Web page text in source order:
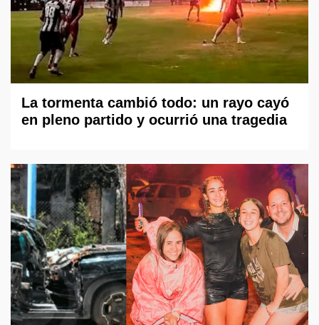
La tormenta cambió todo: un rayo cayó
en pleno partido y ocurrió una tragedia